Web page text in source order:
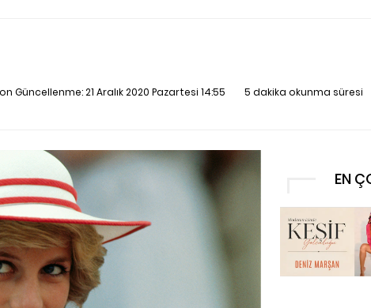
Güncellenme:21 Aralık 2020 Pazartesi 14:55 5 dakika okunma süresi
EN